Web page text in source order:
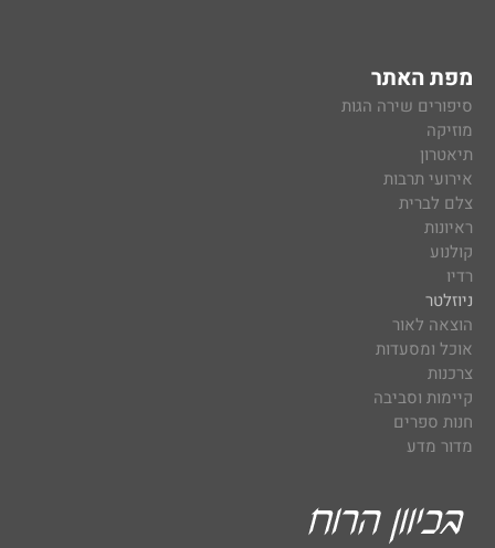
מפת האתר
סיפורים שירה הגות
מוזיקה
תיאטרון
אירועי תרבות
צלם לברית
ראיונות
קולנוע
רדיו
ניוזלטר
הוצאה לאור
אוכל ומסעדות
צרכנות
קיימות וסביבה
חנות ספרים
מדור מדע